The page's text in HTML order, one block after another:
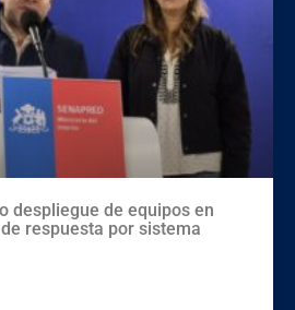
despliegue de equipos en
respuesta por sistema